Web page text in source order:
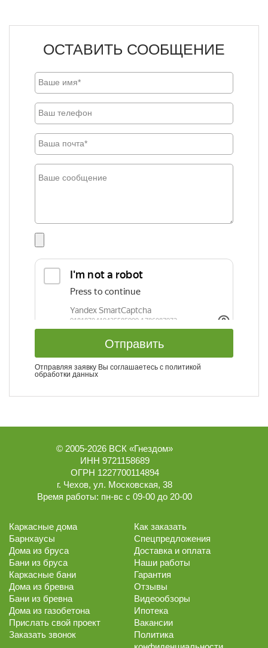
ОСТАВИТЬ СООБЩЕНИЕ
Отправить
Отправляя заявку Вы соглашаетесь с политикой
обработки данных
© 2005-2026 ВСК «Гнездом»
ИНН 9721158689
ОГРН 1227700114894
г. Чехов, ул. Московская, 38
Время работы: пн-вс с 09-00 до 20-00
Каркасные дома
Барнхаусы
Дома из бруса
Бани из бруса
Каркасные бани
Дома из бревна
Бани из бревна
Дома из газобетона
Прислать свой проект
Заказать звонок
Как заказать
Спецпредложения
Доставка и оплата
Наши работы
Гарантия
Отзывы
Видеообзоры
Ипотека
Вакансии
Политика